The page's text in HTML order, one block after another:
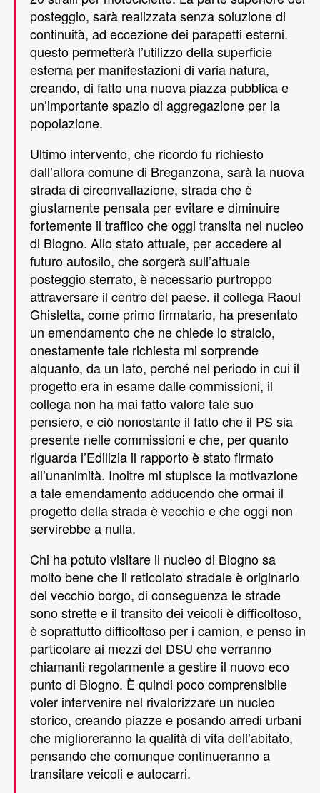
posteggio, sarà realizzata senza soluzione di
continuità, ad eccezione dei parapetti esterni.
questo permetterà l’utilizzo della superficie
esterna per manifestazioni di varia natura,
creando, di fatto una nuova piazza pubblica e
un’importante spazio di aggregazione per la
popolazione.
Ultimo intervento, che ricordo fu richiesto
dall’allora comune di Breganzona, sarà la nuova
strada di circonvallazione, strada che è
giustamente pensata per evitare e diminuire
fortemente il traffico che oggi transita nel nucleo
di Biogno. Allo stato attuale, per accedere al
futuro autosilo, che sorgerà sull’attuale
posteggio sterrato, è necessario purtroppo
attraversare il centro del paese. il collega Raoul
Ghisletta, come primo firmatario, ha presentato
un emendamento che ne chiede lo stralcio,
onestamente tale richiesta mi sorprende
alquanto, da un lato, perché nel periodo in cui il
progetto era in esame dalle commissioni, il
collega non ha mai fatto valore tale suo
pensiero, e ciò nonostante il fatto che il PS sia
presente nelle commissioni e che, per quanto
riguarda l’Edilizia il rapporto è stato firmato
all’unanimità. Inoltre mi stupisce la motivazione
a tale emendamento adducendo che ormai il
progetto della strada è vecchio e che oggi non
servirebbe a nulla.
Chi ha potuto visitare il nucleo di Biogno sa
molto bene che il reticolato stradale è originario
del vecchio borgo, di conseguenza le strade
sono strette e il transito dei veicoli è difficoltoso,
è soprattutto difficoltoso per i camion, e penso in
particolare ai mezzi del DSU che verranno
chiamanti regolarmente a gestire il nuovo eco
punto di Biogno. È quindi poco comprensibile
voler intervenire nel rivalorizzare un nucleo
storico, creando piazze e posando arredi urbani
che miglioreranno la qualità di vita dell’abitato,
pensando che comunque continueranno a
transitare veicoli e autocarri.